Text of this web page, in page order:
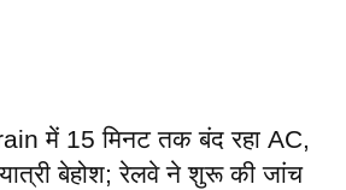
में 15 मिनट तक बंद रहा AC,
बेहोश; रेलवे ने शुरू की जांच